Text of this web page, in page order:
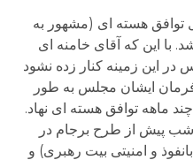
توافق هسته ای (مشهور به
با این که آقای خامنه ای
این زمینه کنار زده نشود
ایشان مجلس به طور
ماهه توافق هسته ای نهاد.
پیش از طرح برجام در
و امنیتی بیت رهبری) و